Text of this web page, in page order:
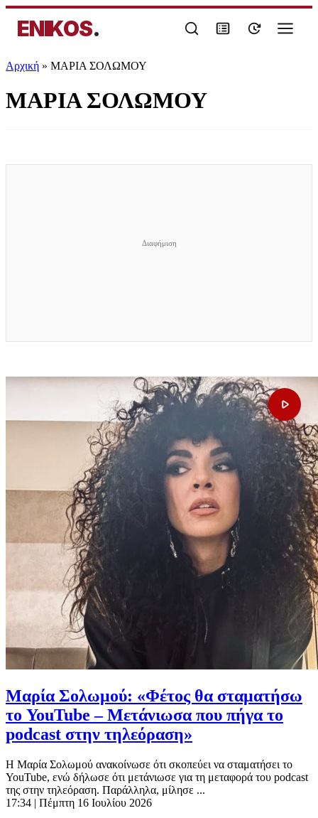
ENIKOS.
Αρχική » ΜΑΡΙΑ ΣΟΛΩΜΟΥ
ΜΑΡΙΑ ΣΟΛΩΜΟΥ
Μαρία Σολωμού: «Φέτος θα σταματήσω
το YouTube – Μετάνιωσα που πήγα το
podcast στην τηλεόραση»
Η Μαρία Σολωμού ανακοίνωσε ότι σκοπεύει να σταματήσει το
YouTube, ενώ δήλωσε ότι μετάνιωσε για τη μεταφορά του podcast
της στην τηλεόραση. Παράλληλα, μίλησε ...
17:34 | Πέμπτη 16 Ιουλίου 2026